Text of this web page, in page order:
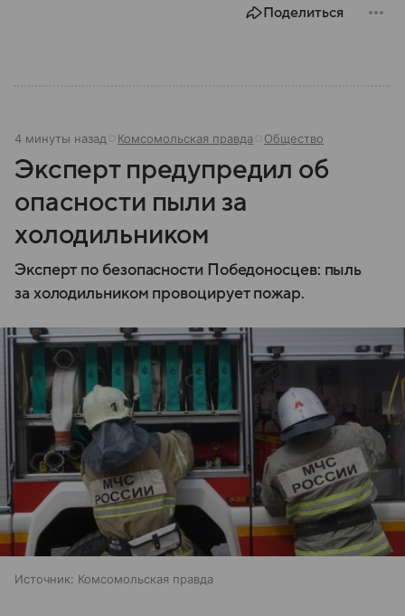
Поделиться
4 минуты назад Комсомольская правда Общество
Эксперт предупредил об
опасности пыли за
холодильником
Эксперт по безопасности Победоносцев: пыль
за холодильником провоцирует пожар.
Источник: Комсомольская правда